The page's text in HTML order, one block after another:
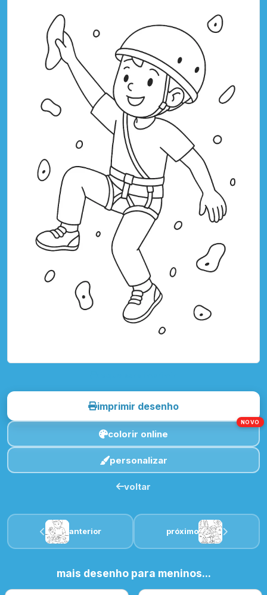
imprimir desenho
colorir online
NOVO
personalizar
voltar
anterior próximo
mais desenho para meninos...